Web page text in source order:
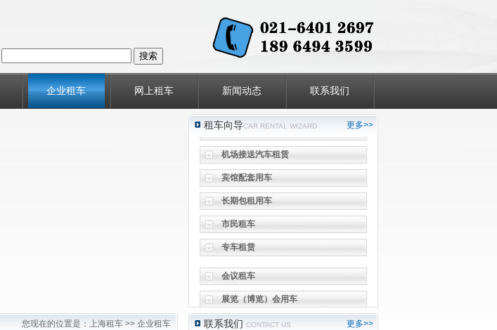
企业租车 网上租车 新闻动态 联系我们
租车向导CAR RENTAL WIZARD 更多>>
会议租车
文化体育活动用车
机场接送汽车租赁
宾馆配套用车
长期包租用车
市民租车
专车租赁
会议租车
展览（博览）会用车
节庆活动用车(婚庆租车)
您现在的位置是： 上海租车>> 企业租车 联系我们 CONTACT US 更多>>